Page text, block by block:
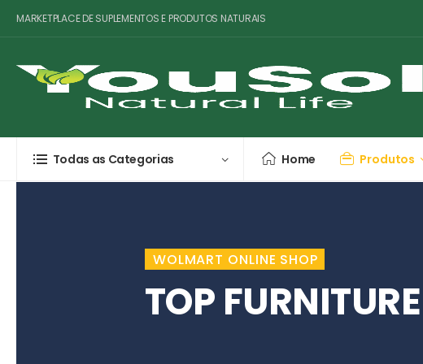
MARKETPLACE DE SUPLEMENTOS E PRODUTOS NATURAIS
Todas as Categorias Home Produtos
WOLMART ONLINE SHOP
TOP FURNITURE